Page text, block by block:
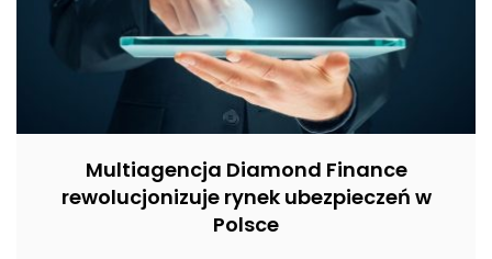
Multiagencja Diamond Finance
rewolucjonizuje rynek ubezpieczeń w
Polsce